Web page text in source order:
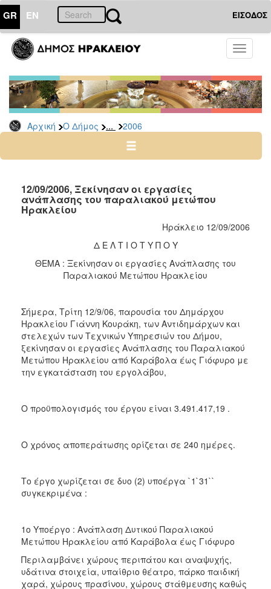
GR EN ΕΙΣΟΔΟΣ
Toggle
Αρχική Ο Δήμος ... 2006
ΔΗΜΟΣ
Δελτία
Τύπου
Αρχείο
2026
2024
2022
2021
2018
2016
2015
2013
2012
ΤΟΠΟΣ
ΑΝΘΕΚΤΙΚΗ
ΠΟΛΗ
12/09/2006, Ξεκίνησαν οι εργασίες
ανάπλασης του παραλιακού μετώπου
Ηρακλείου
Ηράκλειο 12/09/2006
Δ Ε Λ Τ Ι Ο Τ Υ Π Ο Υ
ΘΕΜΑ : Ξεκίνησαν οι εργασίες Ανάπλασης του
Παραλιακού Μετώπου Ηρακλείου
Σήμερα, Τρίτη 12/9/06, παρουσία του Δημάρχου
Ηρακλείου Γιάννη Κουράκη, των Αντιδημάρχων και
στελεχών των Τεχνικών Υπηρεσιών του Δήμου,
ξεκίνησαν οι εργασίες Ανάπλασης του Παραλιακού
Μετώπου Ηρακλείου από Καράβολα έως Γιόφυρο με
την εγκατάσταση του εργολάβου,
Ο προϋπολογισμός του έργου είναι 3.491.417,19 .
Ο χρόνος αποπεράτωσης ορίζεται σε 240 ημέρες.
Το έργο χωρίζεται σε δυο (2) υποέργα `1`31``
συγκεκριμένα :
1ο Υποέργο : Ανάπλαση Δυτικού Παραλιακού
Μετώπου Ηρακλείου από Καράβολα έως Γιόφυρο
Περιλαμβάνει χώρους περιπάτου και αναψυχής,
υδάτινα στοιχεία, υπαίθριο θέατρο, πάρκο παιδική
χαρά, χώρους πρασίνου, χώρους στάθμευσης καθώς